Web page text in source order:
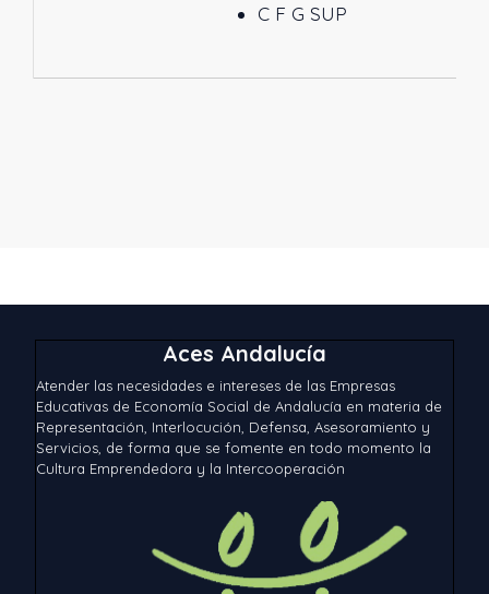
C F G SUP
Aces Andalucía
Atender las necesidades e intereses de las Empresas
Educativas de Economía Social de Andalucía en materia de
Representación, Interlocución, Defensa, Asesoramiento y
Servicios, de forma que se fomente en todo momento la
Cultura Emprendedora y la Intercooperación